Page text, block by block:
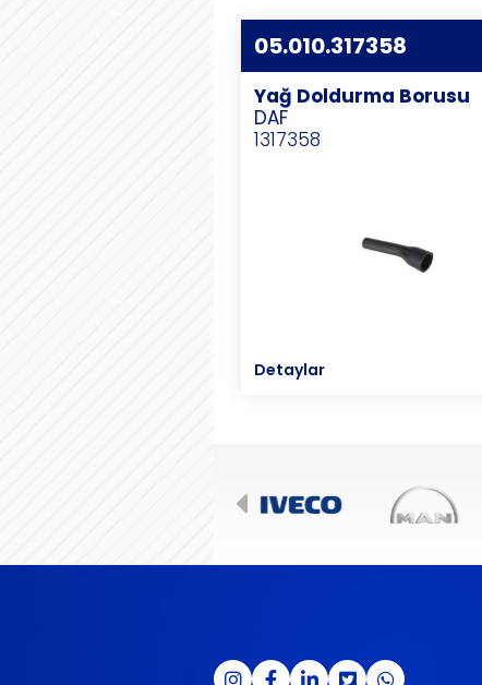
05.010.317358
Yağ Doldurma Borusu
DAF
1317358
Detaylar